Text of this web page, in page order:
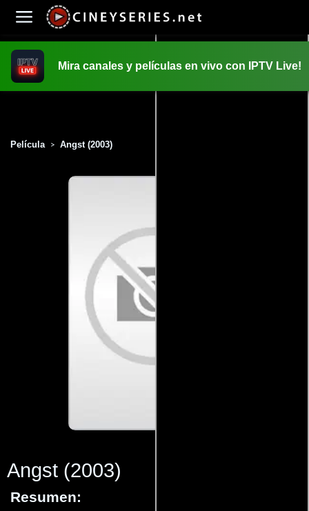
Mira canales y películas en vivo con IPTV Live!
Película > Angst (2003)
Angst (2003)
Resumen: